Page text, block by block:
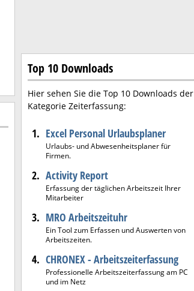
Top 10 Downloads
Hier sehen Sie die Top 10 Downloads der
Kategorie Zeiterfassung:
1. Excel Personal Urlaubsplaner
Urlaubs- und Abwesenheitsplaner für
Firmen.
2. Activity Report
Erfassung der täglichen Arbeitszeit Ihrer
Mitarbeiter
3. MRO Arbeitszeituhr
Ein Tool zum Erfassen und Auswerten von
Arbeitszeiten.
4. CHRONEX - Arbeitszeiterfassung
Professionelle Arbeitszeiterfassung am PC
und im Netz